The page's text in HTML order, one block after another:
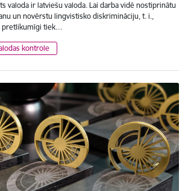
valoda ir latviešu valoda. Lai darba vidē nostiprinātu
un novērstu lingvistisko diskrimināciju, t. i.,
pretlikumīgi tiek…
kontrole